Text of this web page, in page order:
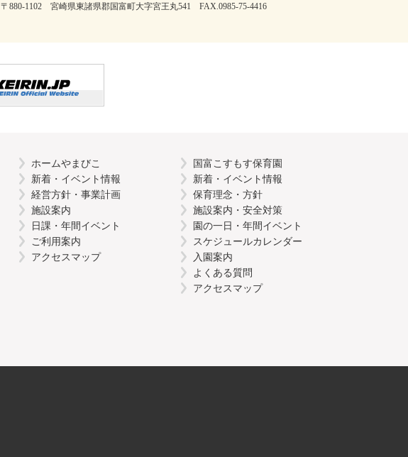
〒880-1102 宮崎県東諸県郡国富町大字宮王丸541 FAX.0985-75-4416
ホームやまびこ
新着・イベント情報
経営方針・事業計画
施設案内
日課・年間イベント
ご利用案内
アクセスマップ
国富こすもす保育園
新着・イベント情報
保育理念・方針
施設案内・安全対策
園の一日・年間イベント
スケジュールカレンダー
入園案内
よくある質問
アクセスマップ